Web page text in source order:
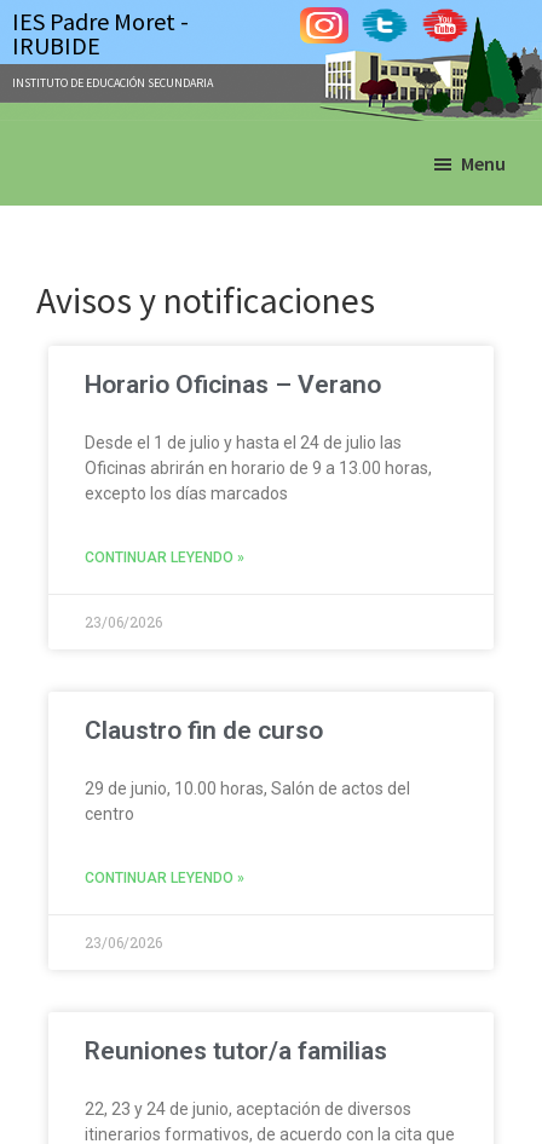
IES Padre Moret -
IRUBIDE
INSTITUTO DE EDUCACIÓN SECUNDARIA
main
primary
Menu
Avisos y notificaciones
Horario Oficinas – Verano
Desde el 1 de julio y hasta el 24 de julio las
Oficinas abrirán en horario de 9 a 13.00 horas,
excepto los días marcados
CONTINUAR LEYENDO »
23/06/2026
Claustro fin de curso
29 de junio, 10.00 horas, Salón de actos del
centro
CONTINUAR LEYENDO »
23/06/2026
Reuniones tutor/a familias
22, 23 y 24 de junio, aceptación de diversos
itinerarios formativos, de acuerdo con la cita que